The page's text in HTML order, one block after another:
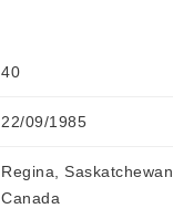
40
22/09/1985
Regina, Saskatchewan,
Canada